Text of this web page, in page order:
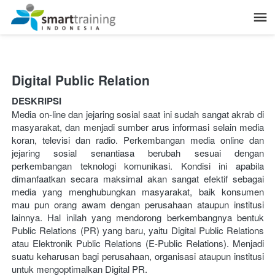
Digital Public Relation
DESKRIPSI
Media on-line dan jejaring sosial saat ini sudah sangat akrab di
masyarakat, dan menjadi sumber arus informasi selain media
koran, televisi dan radio. Perkembangan media online dan
jejaring sosial senantiasa berubah sesuai dengan
perkembangan teknologi komunikasi. Kondisi ini apabila
dimanfaatkan secara maksimal akan sangat efektif sebagai
media yang menghubungkan masyarakat, baik konsumen
mau pun orang awam dengan perusahaan ataupun institusi
lainnya. Hal inilah yang mendorong berkembangnya bentuk
Public Relations (PR) yang baru, yaitu Digital Public Relations
atau Elektronik Public Relations (E-Public Relations). Menjadi
suatu keharusan bagi perusahaan, organisasi ataupun institusi
untuk mengoptimalkan Digital PR.